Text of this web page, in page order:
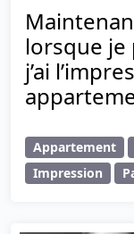
lorsque je
j’ai
Appartement
Impression